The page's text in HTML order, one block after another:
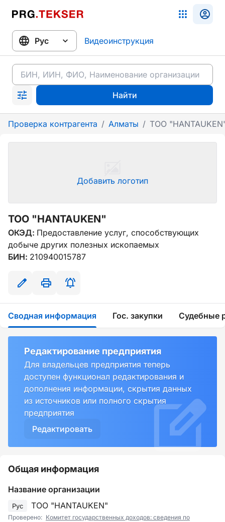
Видеоинструкция
Найти
Проверка контрагента / Алматы / ТОО
Добавить логотип
ТОО "HANTAUKEN"
ОКЭД: Предоставление услуг, способствующих
добыче других полезных ископаемых
БИН: 210940015787
Сводная информация Гос. закупки Судебные
Редактирование предприятия
Для владельцев предприятия теперь
доступен функционал редактирования и
дополнения информации, скрытия данных
из источников или полного скрытия
предприятия
Редактировать
Общая информация
Название организации
Рус ТОО "HANTAUKEN"
Проверено: Комитет государственных доходов: сведения по